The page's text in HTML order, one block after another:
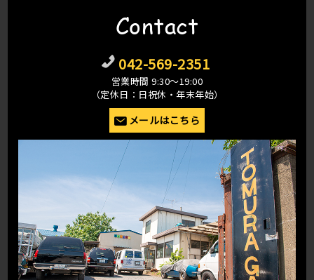
Contact
042-569-2351
営業時間 9:30〜19:00
（定休日：日祝休・年末年始）
メールはこちら